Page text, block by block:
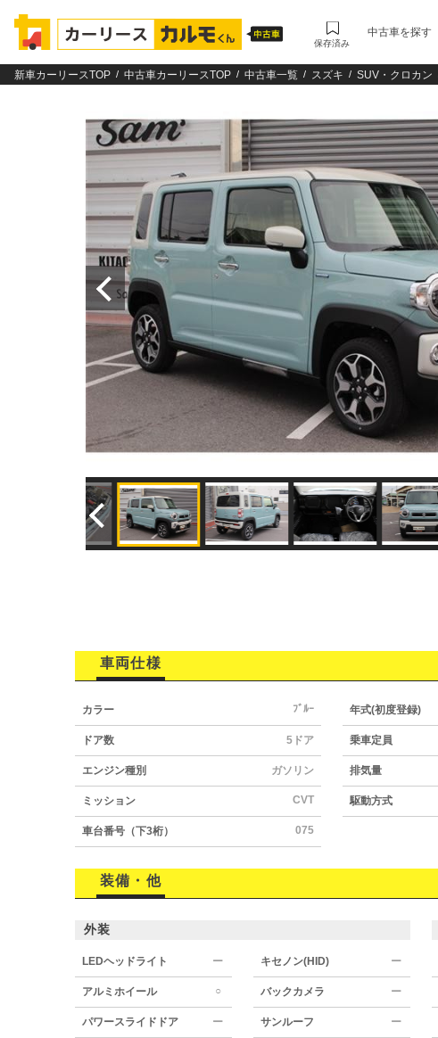
保存済み
中古車を探す
新車カーリースTOP 中古車カーリースTOP 中古車一覧 スズキ SUV・クロカン
車両仕様
カラー ﾌﾞﾙｰ 年式(初度登録)
ドア数 5ドア 乗車定員
エンジン種別 ガソリン 排気量
ミッション CVT 駆動方式
車台番号（下3桁） 075
装備・他
外装
LEDヘッドライト ー キセノン(HID) ー
アルミホイール ○ バックカメラ ー
パワースライドドア ー サンルーフ ー